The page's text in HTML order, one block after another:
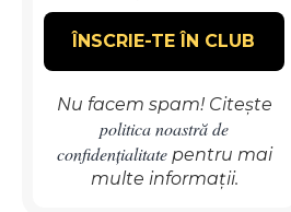
Nu facem spam! Citește
politica noastră de
confidențialitatepentru mai
multe informații.